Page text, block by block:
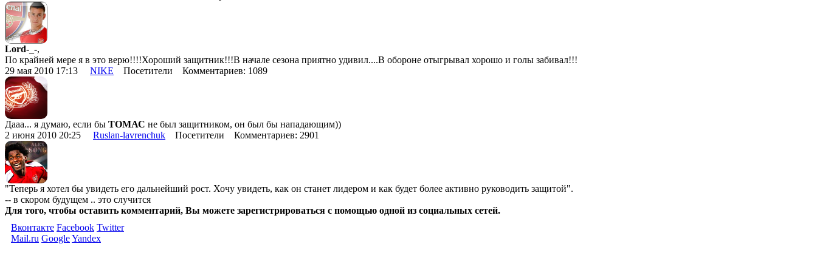
Lord-_-,
По крайней мере я в это верю!!!!Хороший защитник!!!В начале сезона приятно удивил....В обороне отыгрывал хорошо и голы забивал!!!
29 мая 2010 17:13 NIKE Посетители Комментариев: 1089
Дааа... я думаю, если бы ТОМАС не был защитником, он был бы нападающим))
2 июня 2010 20:25 Ruslan-lavrenchuk Посетители Комментариев: 2901
"Теперь я хотел бы увидеть его дальнейший рост. Хочу увидеть, как он станет лидером и как будет более активно руководить защитой".
-- в скором будущем .. это случится
Для того, чтобы оставить комментарий, Вы можете зарегистрироваться с помощью одной из социальных сетей.
Вконтакте Facebook Twitter
Mail.ru GoogleYandex